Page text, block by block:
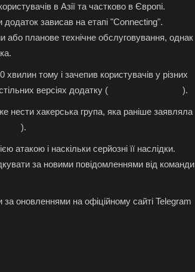
в Азії та частково в Європі.
зависав на етапі "Connecting".
планове технічне обслуговування, однак
тому і зачепив користувачів у різних
версіях додатку​ ( )​.
нести хакерська група, яка раніше заявляла
)​.
атакою і наскільки серйозні її наслідки.
за новими повідомленнями від команди
оновленнями на офіційному сайті Telegram